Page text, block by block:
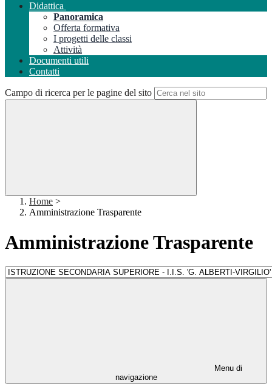
Didattica
Panoramica
Offerta formativa
I progetti delle classi
Attività
Documenti utili
Contatti
Campo di ricerca per le pagine del sito
Home >
Amministrazione Trasparente
Amministrazione Trasparente
Menu di
navigazione